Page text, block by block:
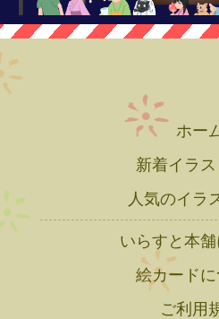
ホー
新着イラ
人気のイラ
いらすと本
絵カード
ご利用